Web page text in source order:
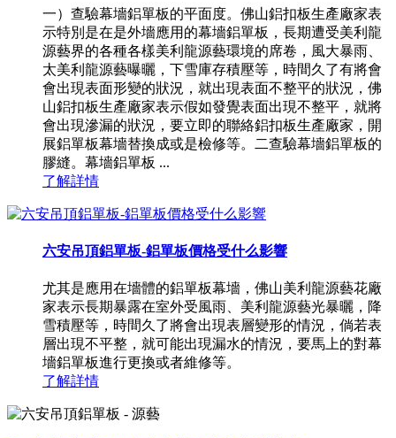
一）查驗幕墻鋁單板的平面度。佛山鋁扣板生產廠家表
示特別是在是外墻應用的幕墻鋁單板，長期遭受美利龍
源藝界的各種各樣美利龍源藝環境的席卷，風大暴雨、
太美利龍源藝曝曬，下雪庫存積壓等，時間久了有將會
會出現表面形變的狀況，就出現表面不整平的狀況，佛
山鋁扣板生產廠家表示假如發覺表面出現不整平，就將
會出現滲漏的狀況，要立即的聯絡鋁扣板生產廠家，開
展鋁單板幕墻替換成或是檢修等。二查驗幕墻鋁單板的
膠縫。幕墻鋁單板 ...
了解詳情
六安吊頂鋁單板-鋁單板價格受什么影響
尤其是應用在墻體的鋁單板幕墻，佛山美利龍源藝花廠
家表示長期暴露在室外受風雨、美利龍源藝光暴曬，降
雪積壓等，時間久了將會出現表層變形的情況，倘若表
層出現不平整，就可能出現漏水的情況，要馬上的對幕
墻鋁單板進行更換或者維修等。
了解詳情